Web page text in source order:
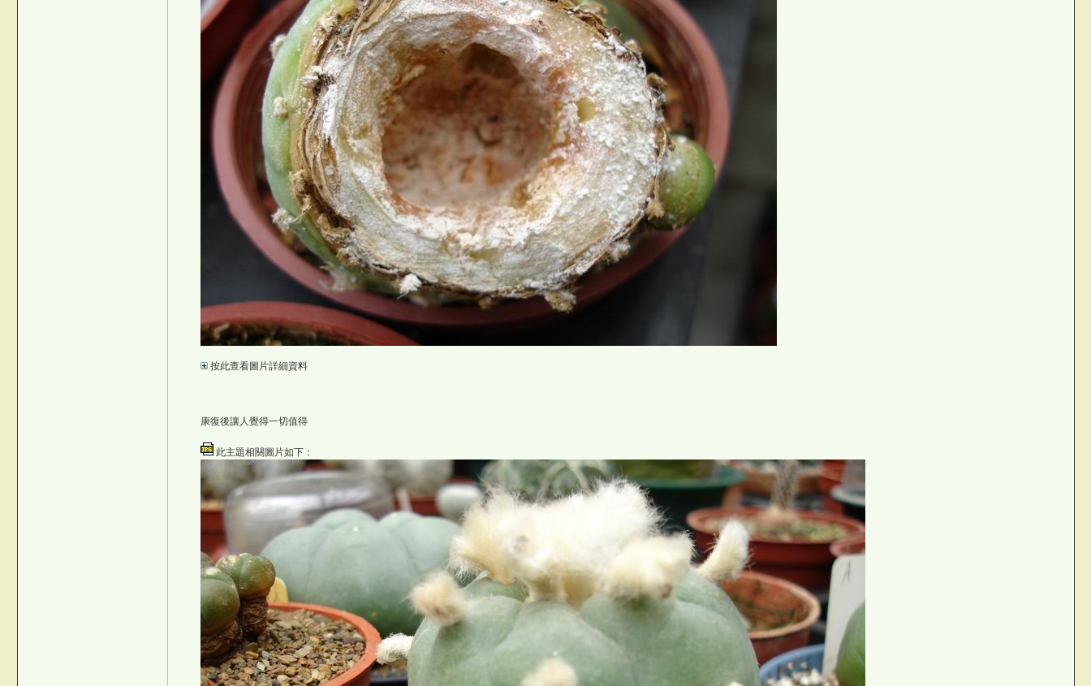
按此查看圖片詳細資料&
康復後讓人覺得一切值得W
此主題相關圖片如下：